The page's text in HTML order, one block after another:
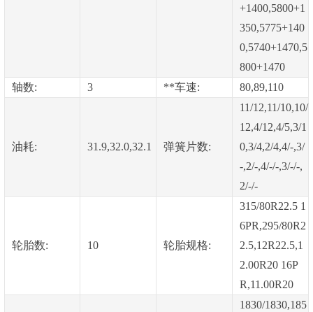
+1400,5800+1
350,5775+140
0,5740+1470,5
800+1470
轴数:
3 **车速: 80,89,110
油耗: 31.9,32.0,32.1 弹簧片数:
11/12,11/10,10/
12,4/12,4/5,3/1
0,3/4,2/4,4/-,3/
-,2/-,4/-/-,3/-/-,
2/-/-
轮胎数: 10 轮胎规格:
315/80R22.5 1
6PR,295/80R2
2.5,12R22.5,1
2.00R20 16P
R,11.00R20
1830/1830,185